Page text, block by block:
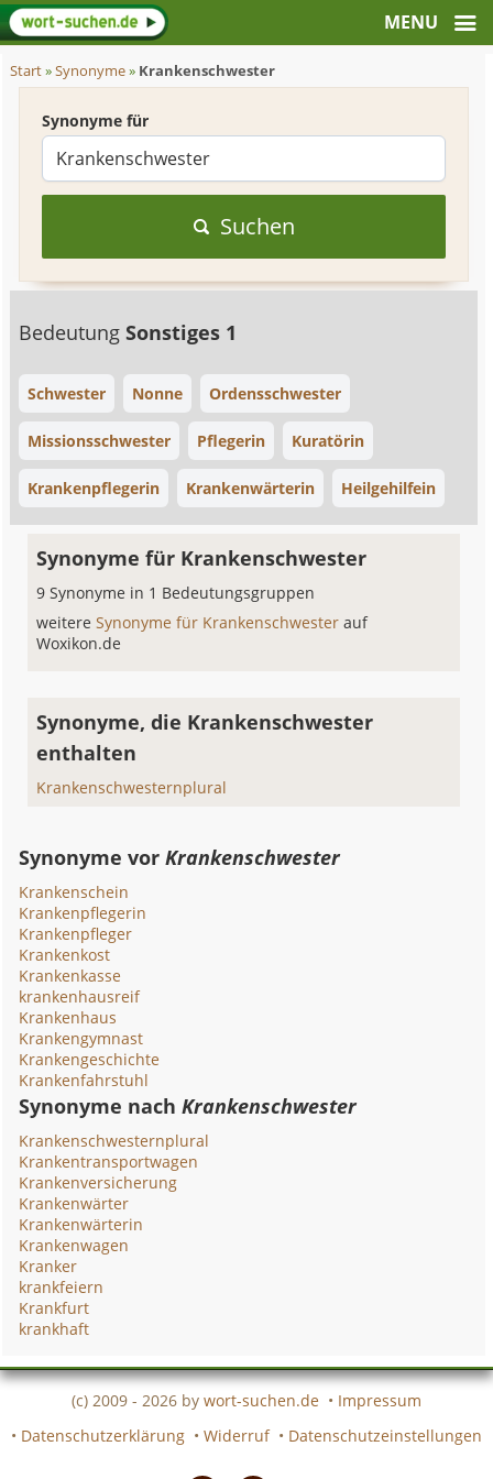
Start»Synonyme» Krankenschwester
Synonyme für
Suchen
BedeutungSonstiges 1
Schwester Nonne Ordensschwester
Missionsschwester Pflegerin Kuratörin
Krankenpflegerin Krankenwärterin Heilgehilfein
Synonyme für Krankenschwester
9 Synonyme in 1 Bedeutungsgruppen
weitereSynonyme für Krankenschwesterauf
Woxikon.de
Synonyme, die Krankenschwester
enthalten
Krankenschwesternplural
Synonyme vorKrankenschwester
Krankenschein
Krankenpflegerin
Krankenpfleger
Krankenkost
Krankenkasse
krankenhausreif
Krankenhaus
Krankengymnast
Krankengeschichte
Krankenfahrstuhl
Synonyme nachKrankenschwester
Krankenschwesternplural
Krankentransportwagen
Krankenversicherung
Krankenwärter
Krankenwärterin
Krankenwagen
Kranker
krankfeiern
Krankfurt
krankhaft
(c) 2009 - 2026 by wort-suchen.de • Impressum
• Datenschutzerklärung • Widerruf • Datenschutzeinstellungen